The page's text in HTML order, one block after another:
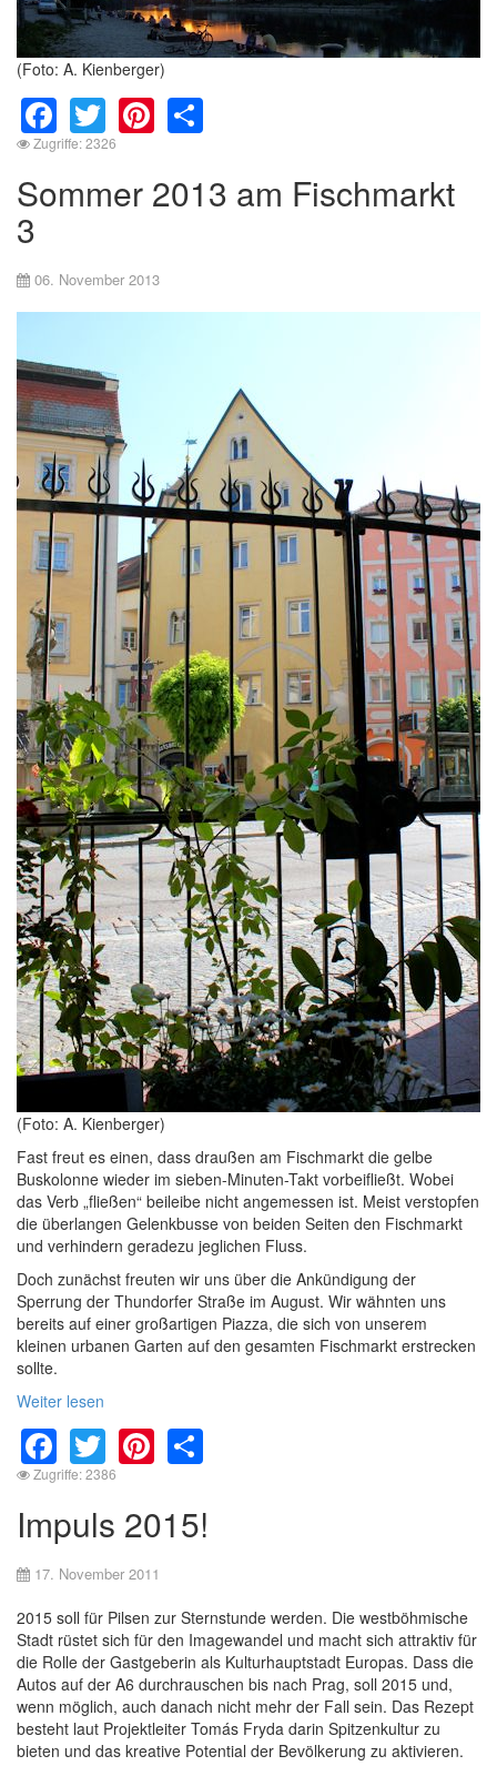
(Foto: A. Kienberger)
Facebook
TwitterPinterest
Zugriffe: 2326
Sommer 2013 am Fischmarkt
3
06. November 2013
(Foto: A. Kienberger)
Fast freut es einen, dass draußen am Fischmarkt die gelbe
Buskolonne wieder im sieben-Minuten-Takt vorbeifließt. Wobei
das Verb „fließen“ beileibe nicht angemessen ist. Meist verstopfen
die überlangen Gelenkbusse von beiden Seiten den Fischmarkt
und verhindern geradezu jeglichen Fluss.
Doch zunächst freuten wir uns über die Ankündigung der
Sperrung der Thundorfer Straße im August. Wir wähnten uns
bereits auf einer großartigen Piazza, die sich von unserem
kleinen urbanen Garten auf den gesamten Fischmarkt erstrecken
sollte.
Weiter lesen
Facebook
TwitterPinterest
Zugriffe: 2386
Impuls 2015!
17. November 2011
2015 soll für Pilsen zur Sternstunde werden. Die westböhmische
Stadt rüstet sich für den Imagewandel und macht sich attraktiv für
die Rolle der Gastgeberin als Kulturhauptstadt Europas. Dass die
Autos auf der A6 durchrauschen bis nach Prag, soll 2015 und,
wenn möglich, auch danach nicht mehr der Fall sein. Das Rezept
besteht laut Projektleiter Tomás Fryda darin Spitzenkultur zu
bieten und das kreative Potential der Bevölkerung zu aktivieren.